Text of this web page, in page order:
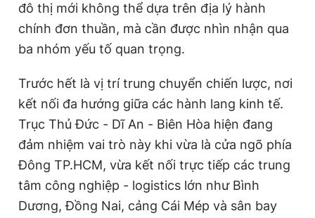
Hotline Liên hệ quảng cáo
0908 780 404
Đặt báo Quảng cáo Tòa soạn Chính sách bảo
Tổng biên tập: Nguyễn Ngọc Toàn
Phó tổng biên tập thường trực: Hải Thành
Phó tổng biên tập: Lâm Hiếu Dũng
Tổng thư ký tòa soạn: Đức Trung
đô thị mới không thể dựa trên địa lý hành
chính đơn thuần, mà cần được nhìn nhận qua
ba nhóm yếu tố quan trọng.
Trước hết là vị trí trung chuyển chiến lược, nơi
kết nối đa hướng giữa các hành lang kinh tế.
Trục Thủ Đức - Dĩ An - Biên Hòa hiện đang
đảm nhiệm vai trò này khi vừa là cửa ngõ phía
Đông TP.HCM, vừa kết nối trực tiếp các trung
tâm công nghiệp - logistics lớn như Bình
Dương, Đồng Nai, cảng Cái Mép và sân bay